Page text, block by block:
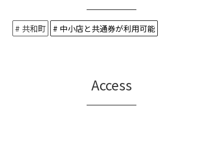
# 共和町 # 中小店と共通券が利用可能
Access